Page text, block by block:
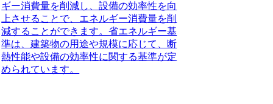
ギー消費量を削減し、設備の効率性を向
上させることで、エネルギー消費量を削
減することができます。省エネルギー基
準は、建築物の用途や規模に応じて、断
熱性能や設備の効率性に関する基準が定
められています。